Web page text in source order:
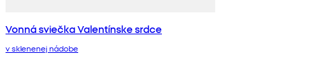
Vonná sviečka Valentínske srdce
v sklenenej nádobe